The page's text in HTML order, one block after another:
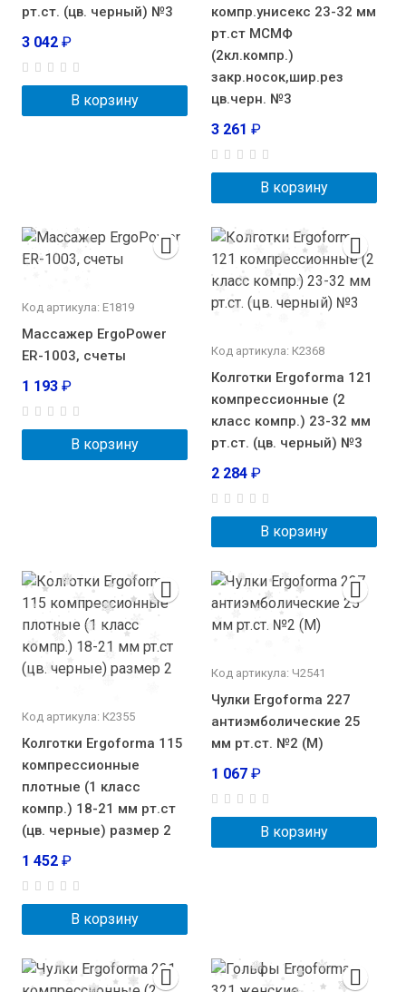
рт.ст. (цв. черный) №3
3 042 ₽
В корзину
компр.унисекс 23-32 мм
рт.ст МСМФ
(2кл.компр.)
закр.носок,шир.рез
цв.черн. №3
3 261 ₽
В корзину
Код артикула: E1819
Массажер ErgoPower
ER-1003, счеты
1 193 ₽
В корзину
Код артикула: К2368
Колготки Ergoforma 121
компрессионные (2
класс компр.) 23-32 мм
рт.ст. (цв. черный) №3
2 284 ₽
В корзину
Код артикула: К2355
Колготки Ergoforma 115
компрессионные
плотные (1 класс
компр.) 18-21 мм рт.ст
(цв. черные) размер 2
1 452 ₽
В корзину
Код артикула: Ч2541
Чулки Ergoforma 227
антиэмболические 25
мм рт.ст. №2 (М)
1 067 ₽
В корзину